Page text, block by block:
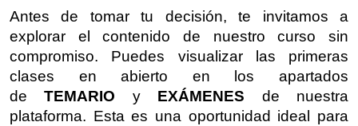
Antes de tomar tu decisión, te invitamos a
explorar el contenido de nuestro curso sin
compromiso. Puedes visualizar las primeras
clases en abierto en los apartados
deTEMARIO y EXÁMENES de nuestra
plataforma. Esta es una oportunidad ideal para